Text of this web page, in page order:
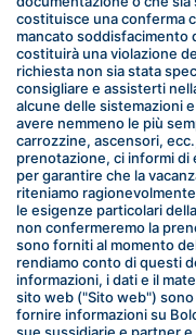
costituisce una conferma
mancato soddisfacimento
costituirà una violazione
richiesta non sia stata
consigliare e assisterti
alcune delle sistemazioni
avere nemmeno le più
carrozzine, ascensori,
prenotazione, ci informi di
per garantire che la
riteniamo
le esigenze particolari
non confermeremo la
sono forniti al momento
rendiamo conto di questi
informazioni, i dati e il
sito web ("Sito web")
fornire informazioni su